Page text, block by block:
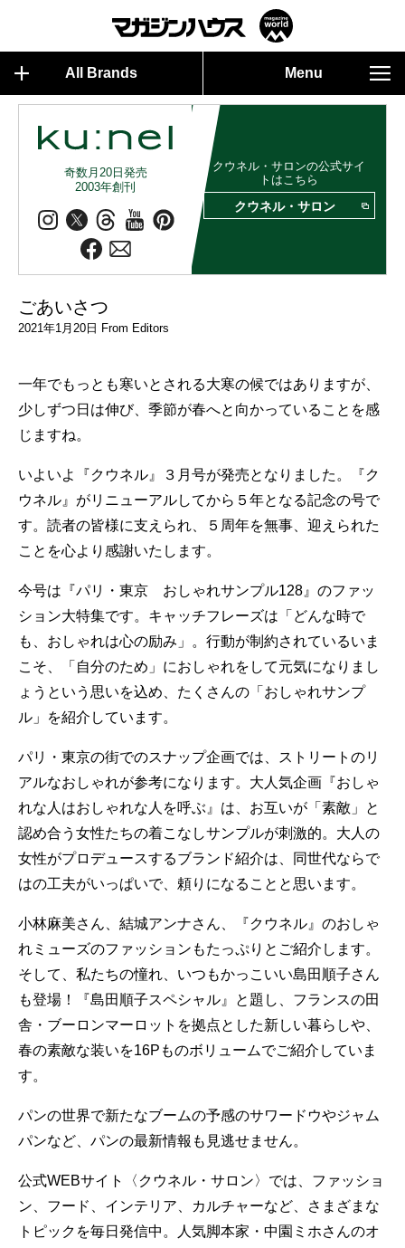
All Brands Menu
奇数月20日発売
2003年創刊
クウネル・サロンの公式サイ
トはこちら
クウネル・サロン
ごあいさつ
2021年1月20日 From Editors
一年でもっとも寒いとされる大寒の候ではありますが、
少しずつ日は伸び、季節が春へと向かっていることを感
じますね。
いよいよ『クウネル』３月号が発売となりました。『ク
ウネル』がリニューアルしてから５年となる記念の号で
す。読者の皆様に支えられ、５周年を無事、迎えられた
ことを心より感謝いたします。
今号は『パリ・東京 おしゃれサンプル128』のファッ
ション大特集です。キャッチフレーズは「どんな時で
も、おしゃれは心の励み」。行動が制約されているいま
こそ、「自分のため」におしゃれをして元気になりまし
ょうという思いを込め、たくさんの「おしゃれサンプ
ル」を紹介しています。
パリ・東京の街でのスナップ企画では、ストリートのリ
アルなおしゃれが参考になります。大人気企画『おしゃ
れな人はおしゃれな人を呼ぶ』は、お互いが「素敵」と
認め合う女性たちの着こなしサンプルが刺激的。大人の
女性がプロデュースするブランド紹介は、同世代ならで
はの工夫がいっぱいで、頼りになることと思います。
小林麻美さん、結城アンナさん、『クウネル』のおしゃ
れミューズのファッションもたっぷりとご紹介します。
そして、私たちの憧れ、いつもかっこいい島田順子さん
も登場！『島田順子スペシャル』と題し、フランスの田
舎・ブーロンマーロットを拠点とした新しい暮らしや、
春の素敵な装いを16Pものボリュームでご紹介していま
す。
パンの世界で新たなブームの予感のサワードウやジャム
パンなど、パンの最新情報も見逃せません。
公式WEBサイト〈クウネル・サロン〉では、ファッショ
ン、フード、インテリア、カルチャーなど、さまざまな
トピックを毎日発信中。人気脚本家・中園ミホさんのオ